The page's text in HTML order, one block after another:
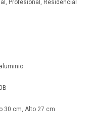
Profesional, Residencial
30 cm, Alto 27 cm